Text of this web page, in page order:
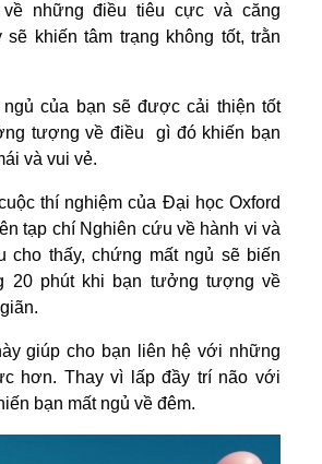
những điều tiêu cực và căng
khiến tâm trạng không tốt, trằn
ngủ của bạn sẽ được cải thiện tốt
tượng về điều gì đó khiến bạn
và vui vẻ.
thí nghiệm của Đại học Oxford
tạp chí Nghiên cứu về hành vi và
cho thấy, chứng mất ngủ sẽ biến
20 phút khi bạn tưởng tượng về
giúp cho bạn liên hệ với những
hơn. Thay vì lấp đầy trí não với
bạn mất ngủ về đêm.